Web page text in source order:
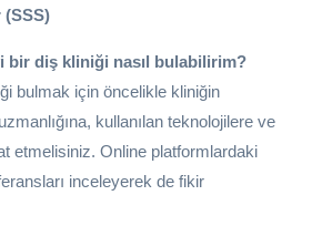
(SSS)
bir diş kliniği nasıl bulabilirim?
bulmak için öncelikle kliniğin
kullanılan teknolojilere ve
etmelisiniz. Online platformlardaki
inceleyerek de fikir